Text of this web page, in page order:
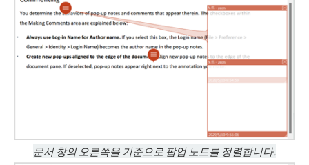
문서 창의 오른쪽을 기준으로 팝업 노트를 정렬합니다.